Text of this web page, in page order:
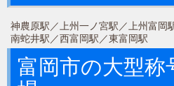
神農原駅／上州一ノ宮駅／上州富岡
南蛇井駅／西富岡駅／東富岡駅
富岡市の大型称